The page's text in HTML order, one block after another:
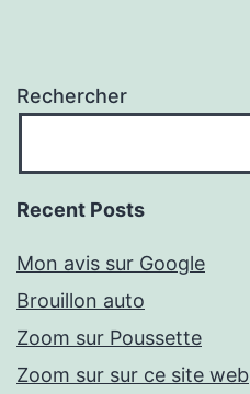
Rechercher
Recent Posts
Mon avis sur Google
Brouillon auto
Zoom sur Poussette
Zoom sur sur ce site web